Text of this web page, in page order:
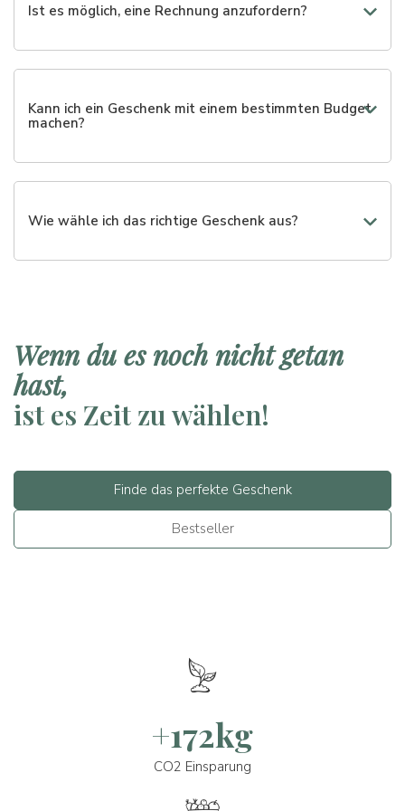
werden.
Ist es möglich, eine Rechnung anzufordern?
Ja, Sie können die Rechnungsdaten während des Kaufs
Kann ich ein Geschenk mit einem bestimmten Budget
machen?
Natürlich. Sie können zwischen verschiedenen
erstellen.
Wie wähle ich das richtige Geschenk aus?
Wenn du es noch nicht getan
hast,
ist es Zeit zu wählen!
Finde das perfekte Geschenk
Bestseller
+172kg
CO2 Einsparung